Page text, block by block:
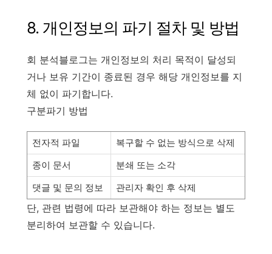
8. 개인정보의 파기 절차 및 방법
회 분석블로그는 개인정보의 처리 목적이 달성되
거나 보유 기간이 종료된 경우 해당 개인정보를 지
체 없이 파기합니다.
구분파기 방법
전자적 파일
복구할 수 없는 방식으로 삭제
종이 문서
분쇄 또는 소각
댓글 및 문의 정보
관리자 확인 후 삭제
단, 관련 법령에 따라 보관해야 하는 정보는 별도
분리하여 보관할 수 있습니다.